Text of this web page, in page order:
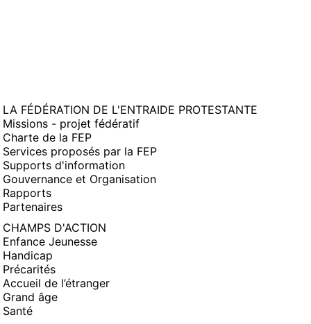
LA FÉDÉRATION DE L'ENTRAIDE PROTESTANTE
Missions - projet fédératif
Charte de la FEP
Services proposés par la FEP
Supports d'information
Gouvernance et Organisation
Rapports
Partenaires
CHAMPS D'ACTION
Enfance Jeunesse
Handicap
Précarités
Accueil de l’étranger
Grand âge
Santé